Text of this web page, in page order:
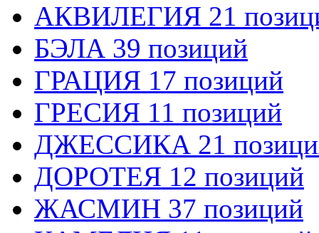
АКВИЛЕГИЯ 21
БЭЛА 39 позиций
ГРАЦИЯ 17 позиций
ГРЕСИЯ 11 позиций
ДЖЕССИКА 21
ДОРОТЕЯ 12 позиций
ЖАСМИН 37 позиций